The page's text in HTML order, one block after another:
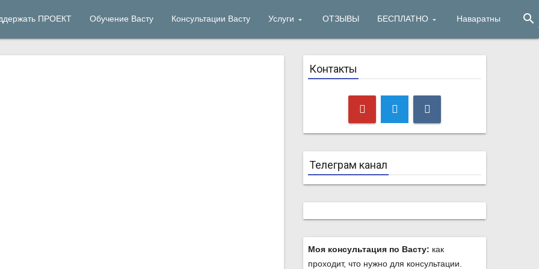
ПРОЕКТ Обучение Васту Консультации Васту Услуги ОТЗЫВЫ БЕСПЛАТНО Наваратны search
Контакты
Телеграм канал
Моя консультация по Васту: как
проходит, что нужно для консультации.